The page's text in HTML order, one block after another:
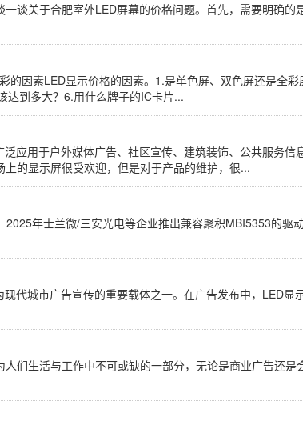
谈关于合肥室外LED屏幕的价格问题。首先，需要明确的
因素LED显示价格的因素。1.是单色屏、双色屏还是全
达到多大？6.用什么牌子的IC卡片...
应用于户外媒体广告、社区宣传、建筑装饰、公共服务信
的显示屏很受欢迎，但是对于产品的维护，很...
年士兰微/三安光电等企业推出兼容聚积MBI5353的驱
代城市广告宣传的重要载体之一。在广告发布中，LED显
们生活与工作中不可或缺的一部分，无论是商业广告还是